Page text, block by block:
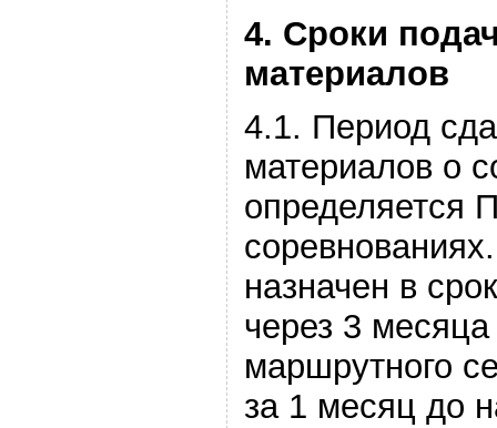
4. Сроки
материалов
4.1. Период
материалов о
определяется
назначен в
через 3
маршрутного
за 1 месяц до